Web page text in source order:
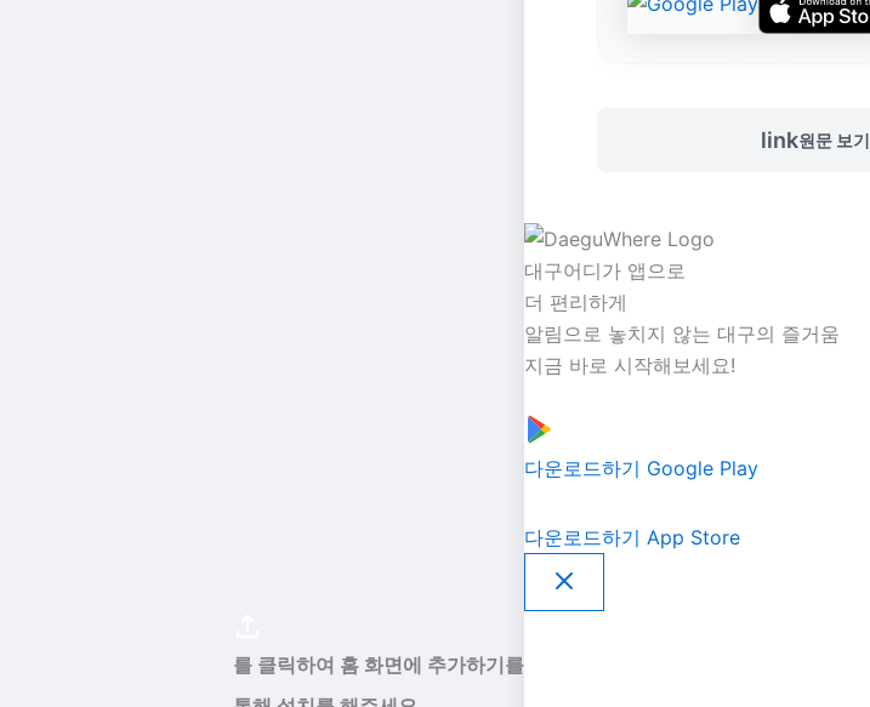
link원문 보기
대구어디가 앱으로
더 편리하게
알림으로 놓치지 않는 대구의 즐거움
지금 바로 시작해보세요!
다운로드하기 Google Play
다운로드하기 App Store
를 클릭하여 홈 화면에 추가하기를